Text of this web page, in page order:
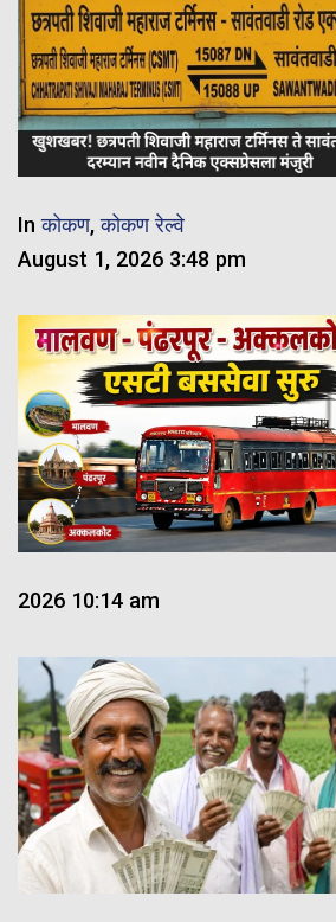
Inकोकण,कोकण रेल्वे
August 1, 2026 3:48 pm
2026 10:14 am